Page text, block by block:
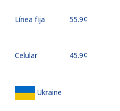
Línea fija ⁦55.9¢⁩
Celular ⁦45.9¢⁩
Ukraine